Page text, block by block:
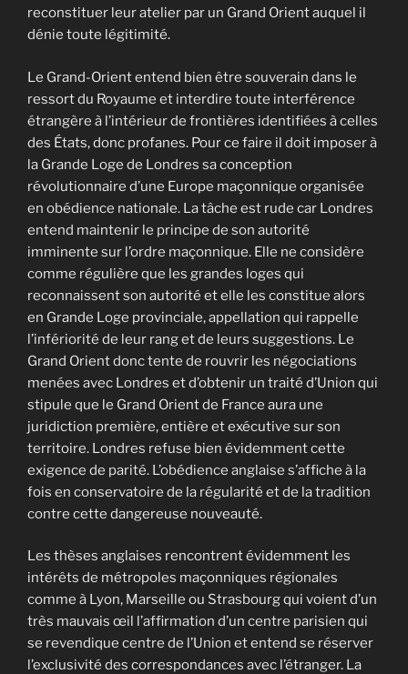
reconstituer leur atelier par un Grand Orient auquel il
dénie toute légitimité.
Le Grand-Orient entend bien être souverain dans le
ressort du Royaume et interdire toute interférence
étrangère à l’intérieur de frontières identifiées à celles
des États, donc profanes. Pour ce faire il doit imposer à
la Grande Loge de Londres sa conception
révolutionnaire d’une Europe maçonnique organisée
en obédience nationale. La tâche est rude car Londres
entend maintenir le principe de son autorité
imminente sur l’ordre maçonnique. Elle ne considère
comme régulière que les grandes loges qui
reconnaissent son autorité et elle les constitue alors
en Grande Loge provinciale, appellation qui rappelle
l’infériorité de leur rang et de leurs suggestions. Le
Grand Orient donc tente de rouvrir les négociations
menées avec Londres et d’obtenir un traité d’Union qui
stipule que le Grand Orient de France aura une
juridiction première, entière et exécutive sur son
territoire. Londres refuse bien évidemment cette
exigence de parité. L’obédience anglaise s’affiche à la
fois en conservatoire de la régularité et de la tradition
contre cette dangereuse nouveauté.
Les thèses anglaises rencontrent évidemment les
intérêts de métropoles maçonniques régionales
comme à Lyon, Marseille ou Strasbourg qui voient d’un
très mauvais œil l’affirmation d’un centre parisien qui
se revendique centre de l’Union et entend se réserver
l’exclusivité des correspondances avec l’étranger. La